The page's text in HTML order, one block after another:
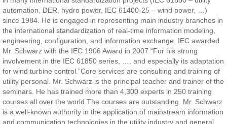
automation, DER, hydro power, IEC 61400-25 – wind power, …)
since 1984. He is engaged in representing main industry branches in
the international standardization of real-time information modeling,
engineering, configuration, and information exchange. IEC awarded
Mr. Schwarz with the IEC 1906 Award in 2007 “For his strong
involvement in the IEC 61850 series, …, and especially its adaptation
for wind turbine control.”Core services are consulting and training of
utility personal. Mr. Schwarz is the principal teacher and trainer of the
seminars. He has trained more than 4,300 experts in 250 training
courses all over the world.The courses are outstanding. Mr. Schwarz
is a well-known authority in the application of mainstream information
and communication technologies in the utility industry and general